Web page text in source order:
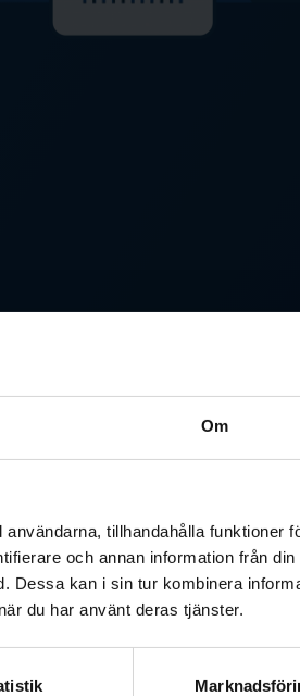
Om
tillhandahålla funktioner
och annan information från din
Dessa kan i sin tur kombinera
du har använt deras tjänster.